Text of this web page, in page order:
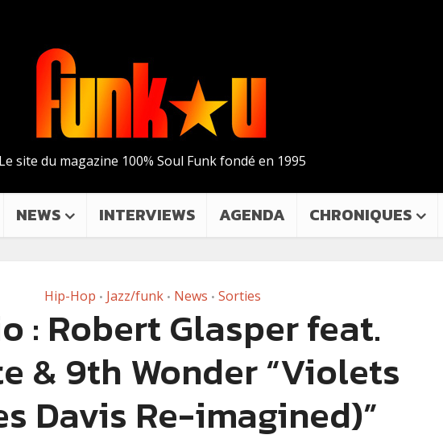
Le site du magazine 100% Soul Funk fondé en 1995
NEWS INTERVIEWS AGENDA CHRONIQUES
Hip-Hop • Jazz/funk • News • Sorties
: Robert Glasper feat.
& 9th Wonder “Violets
Davis Re-imagined)”